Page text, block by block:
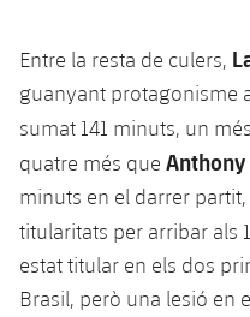
Jugadors
Calendari
Resultats
Classificació
Notícies
Voleibol masculí
Voleibol femení
Apunta't a les
plusicon
més
Apunta't a les
Carnet de
PLUSICON
MÉS
League of Legends
VALORANT Rising
Entre la resta de culers,
guanyant protagonisme
sumat 141 minuts, un
quatre més que Anthony
minuts en el darrer
titularitats per arribar als
estat titular en els dos
Brasil, però una lesió en